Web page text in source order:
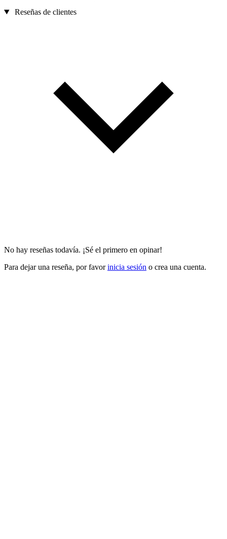
Reseñas de clientes
No hay reseñas todavía. ¡Sé el primero en opinar!
Para dejar una reseña, por favorinicia sesión o crea una cuenta.